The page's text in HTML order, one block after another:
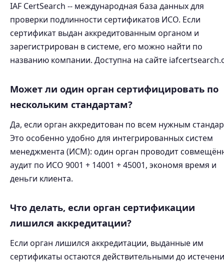
IAF CertSearch -- международная база данных для
проверки подлинности сертификатов ИСО. Если
сертификат выдан аккредитованным органом и
зарегистрирован в системе, его можно найти по
названию компании. Доступна на сайте
Может ли один орган сертифицировать по
нескольким стандартам?
Да, если орган аккредитован по всем нужным
Это особенно удобно для интегрированных систем
менеджмента (ИСМ): один орган проводит
аудит по ИСО 9001 + 14001 + 45001, экономя время и
деньги клиента.
Что делать, если орган сертификации
лишился аккредитации?
Если орган лишился аккредитации, выданные им
сертификаты остаются действительными до